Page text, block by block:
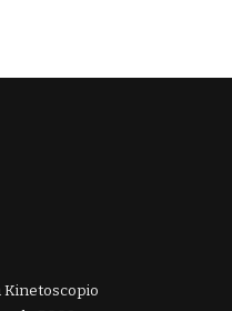
Kinetoscopio